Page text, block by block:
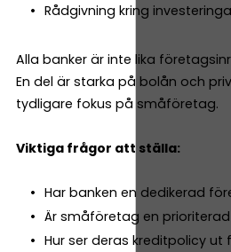
Rådgivning kring
Alla banker är inte lika
En del är starka på bolån och
tydligare fokus på småföretag.
Viktiga frågor att ställa:
Har banken en dedikerad
Är småföretag en
Hur ser deras kreditpolicy